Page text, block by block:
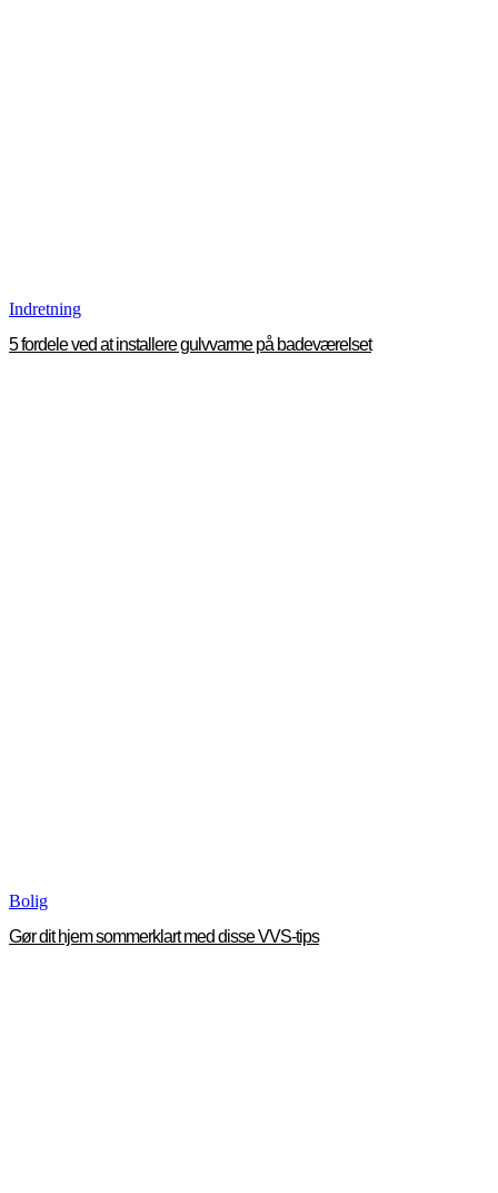
Indretning
5 fordele ved at installere gulvvarme på badeværelset
Bolig
Gør dit hjem sommerklart med disse VVS-tips